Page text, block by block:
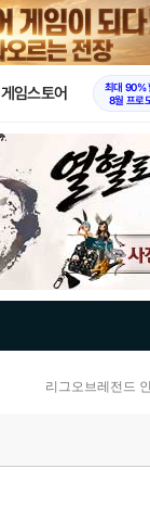
X
게임스토어
최대 90%
8월 프로
리그오브레전드